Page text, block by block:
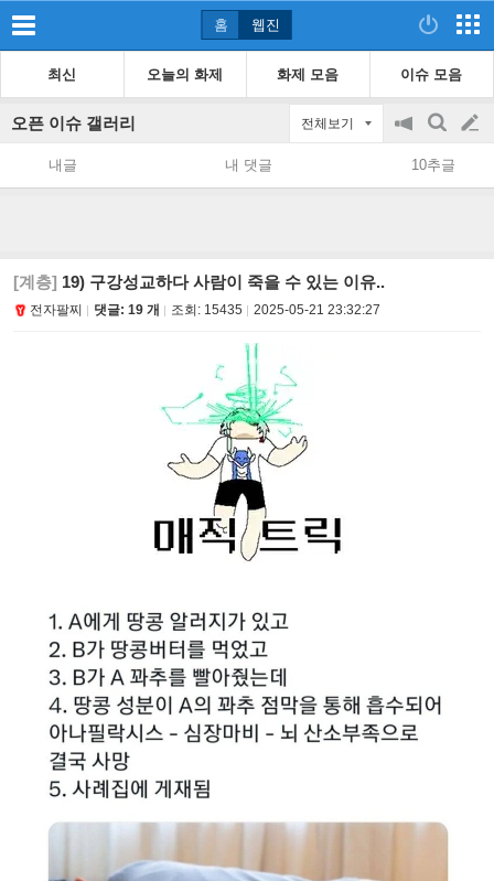
홈 웹진
최신 오늘의 화제 화제 모음 이슈 모음
오픈 이슈 갤러리 전체보기
공
지
on/off
검
색
글
쓰
내글 내 댓글 10추글
[계층] 19) 구강성교하다 사람이 죽을 수 있는 이유..
전자팔찌 댓글: 19 개 조회: 15435 2025-05-21 23:32:27